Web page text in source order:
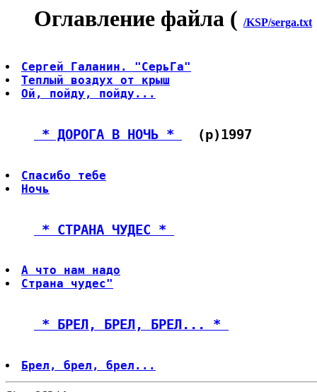
Оглавление файла ( /KSP/serga.txt
Сергей Галанин. "СерьГа"
Теплый воздух от крыш
Ой, пойду, пойду...
* ДОРОГА В НОЧЬ *
  (p)1997
Спасибо тебе
Ночь
* СТРАНА ЧУДЕС *
А что нам надо
Страна чудес"
* БРЕЛ, БРЕЛ, БРЕЛ... *
Брел, брел, брел...